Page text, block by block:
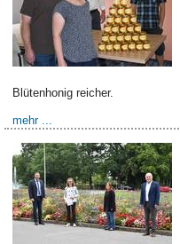
Blütenhonig reicher.
mehr ...